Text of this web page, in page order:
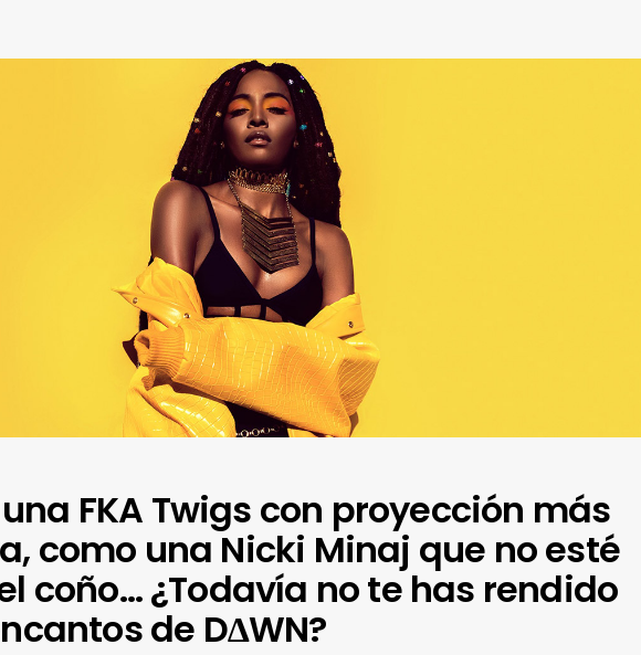
FKA Twigs con proyección más
como una Nicki Minaj que no esté
coño… ¿Todavía no te has rendido
de D∆WN?